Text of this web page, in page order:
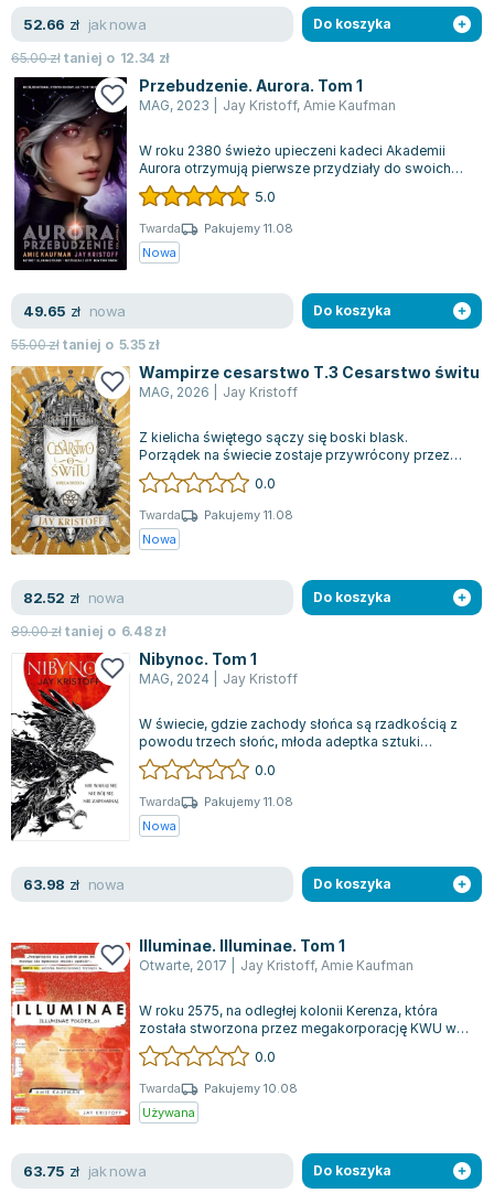
Książki o naukach politycznych dla studentów
Książki do nauk przyrodniczych dla studentów
Książki do nauk społecznych dla studentów
Książki do nauk ścisłych dla studentów
Prawo - książki dla studentów
Technologia żywności - książki
Zarządzanie i marketing - książki
Nauka języków obcych - książki
Podręczniki dla nauczycieli - metodyka
Bolesław Prus
Clive Cussler
Wanda Chotomska
Józef Ignacy Kraszewski
Clive Staples Lewis
Martyna Wojciechowska
Melissa De la Cruz
Blanka Lipińska
Jaś Kapela
Witold Gadowski
Jan Pietrzak
Marcin Kowalczyk
Piotr Zychowicz
Joanna Jabłczyńska
Piotr Kościelny
Jan Piński
Zygmunt Freud
Agata Passent
Maciej Orłoś
Jo Nesbo
Katarzyna Miller
Antoine de Saint Exupery
Lew Tołstoj
Mark Twain
Marcin Meller
Paulina Młynarska
ks. Piotr Pawlukiewicz
Piotr Latocha
Piotr Semka
Jarosław Iwaszkiewicz
Joseph Murphy
Jan Sztaudynger
Aleksander Puszkin
Oscar Wilde
Małgorzata Ohme
Leszek Czarnecki
52.66 zł jak nowa
65.00złtaniej o 12.34 zł
Do koszyka
Przebudzenie. Aurora. Tom 1
MAG, 2023 Jay Kristoff, Amie Kaufman
W roku 2380 świeżo upieczeni kadeci Akademii
Aurora otrzymują pierwsze przydziały do swoich
załóg. Tyler Jones, prymus uczelni, za...
5.0
Twarda
Pakujemy 11.08
Nowa
49.65 zł nowa
55.00złtaniej o 5.35zł
Do koszyka
Wampirze cesarstwo T.3 Cesarstwo świtu
MAG, 2026 Jay Kristoff
Z kielicha świętego sączy się boski blask.
Porządek na świecie zostaje przywrócony przez
oddanego człowieka, podczas gdy wobec męc...
0.0
Twarda
Pakujemy 11.08
Nowa
82.52 zł nowa
89.00złtaniej o 6.48zł
Do koszyka
Nibynoc. Tom 1
MAG, 2024 Jay Kristoff
W świecie, gdzie zachody słońca są rzadkością z
powodu trzech słońc, młoda adeptka sztuki
zabijania zostaje uczennicą w szkole dla...
0.0
Twarda
Pakujemy 11.08
Nowa
63.98 zł nowa Do koszyka
Illuminae. Illuminae. Tom 1
Otwarte, 2017 Jay Kristoff, Amie Kaufman
W roku 2575, na odległej kolonii Kerenza, która
została stworzona przez megakorporację KWU w
celu eksploatacji cennych surowców, d...
0.0
Twarda
Pakujemy 10.08
Używana
63.75 zł jak nowa Do koszyka